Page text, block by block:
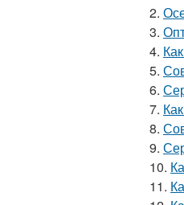
2.
3.
4.
5.
6.
7.
8.
9.
10.
11.